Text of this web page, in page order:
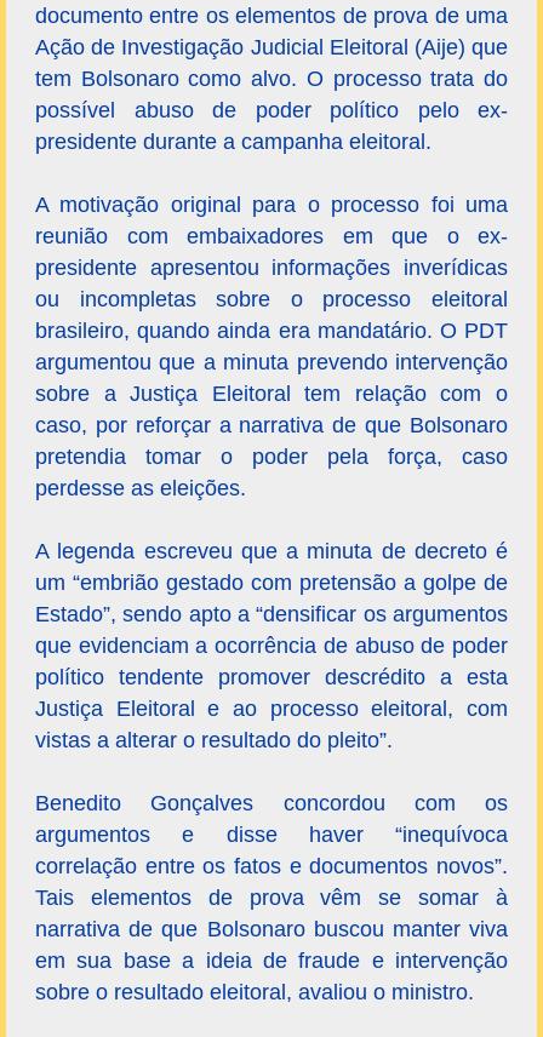
documento entre os elementos de prova de uma
Ação de Investigação Judicial Eleitoral (Aije) que
tem Bolsonaro como alvo. O processo trata do
possível abuso de poder político pelo ex-
presidente durante a campanha eleitoral.
A motivação original para o processo foi uma
reunião com embaixadores em que o ex-
presidente apresentou informações inverídicas
ou incompletas sobre o processo eleitoral
brasileiro, quando ainda era mandatário. O PDT
argumentou que a minuta prevendo intervenção
sobre a Justiça Eleitoral tem relação com o
caso, por reforçar a narrativa de que Bolsonaro
pretendia tomar o poder pela força, caso
perdesse as eleições.
A legenda escreveu que a minuta de decreto é
um “embrião gestado com pretensão a golpe de
Estado”, sendo apto a “densificar os argumentos
que evidenciam a ocorrência de abuso de poder
político tendente promover descrédito a esta
Justiça Eleitoral e ao processo eleitoral, com
vistas a alterar o resultado do pleito”.
Benedito Gonçalves concordou com os
argumentos e disse haver “inequívoca
correlação entre os fatos e documentos novos”.
Tais elementos de prova vêm se somar à
narrativa de que Bolsonaro buscou manter viva
em sua base a ideia de fraude e intervenção
sobre o resultado eleitoral, avaliou o ministro.